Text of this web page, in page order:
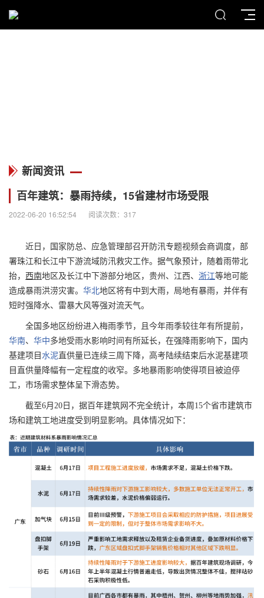
新闻资讯
百年建筑：暴雨持续，15省建材市场受限
2022-06-20 16:52:54 阅读次数：317
近日，国家防总、应急管理部召开防汛专题视频会商调度，部
署珠江和长江中下游流域防汛救灾工作。据气象预计，随着雨带北
抬， 西南地区及长江中下游部分地区，贵州、江西、 浙江等地可能
造成暴雨洪涝灾害。 华北地区将有中到大雨，局地有暴雨，并伴有
短时强降水、雷暴大风等强对流天气。
全国多地区纷纷进入梅雨季节，且今年雨季较往年有所提前，
华南、 华中多地受雨水影响时间有所延长，在强降雨影响下，国内
基建项目 水泥直供量已连续三周下降，高考陆续结束后水泥基建项
目直供量降幅有一定程度的收窄。多地暴雨影响使得项目被迫停
工，市场需求整体呈下滑态势。
截至6月20日，据百年建筑网不完全统计，本周15个省市建筑市
场和建筑工地进度受到明显影响。具体情况如下：